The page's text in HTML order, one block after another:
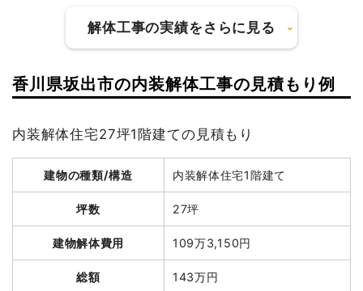
建物解体費用 216万3,930円
木造住宅25坪2階建て
25坪 86,557円
養生費
147m² 900円
132,300円
火災ゴミ処分
12t 30,000円
360,000円
植木・植栽撤去
6,000円
解体工事の実績をさらに見る
建物の種類/構造 鉄骨造工場2階建て
坪数 73坪
建物解体費用 333万3,700円
総額 462万円
品名 数量 単価
金額
鉄骨造工場73坪2階建
73坪
45,667
香川県坂出市の内装解体工事の見積もり例
内装解体住宅27坪1階建ての見積もり
建物の種類/構造 内装解体住宅1階建て
坪数 27坪
建物解体費用 109万3,150円
総額 143万円